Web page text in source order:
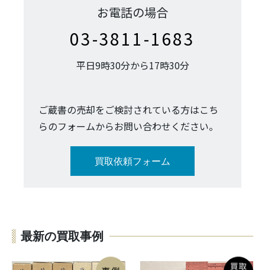
お電話の場合
03-3811-1683
平日9時30分から17時30分
ご蔵書の売却をご検討されている方はこち
らのフォームからお問い合わせください。
買取依頼フォーム
最新の買取事例